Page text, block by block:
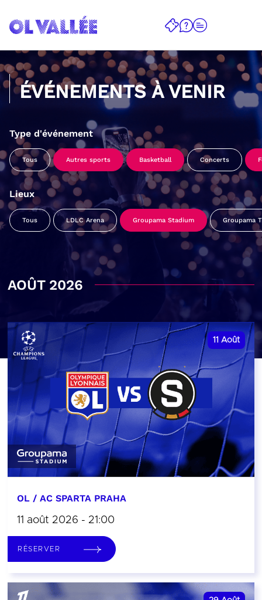
ÉVÉNEMENTS À VENIR
Type d'événement
Tous Autres sports Basketball Concerts
Lieux
Tous LDLC Arena Groupama Stadium Groupama
AOÛT 2026
11 Août
OL / AC SPARTA PRAHA
11 août 2026 - 21:00
RÉSERVER